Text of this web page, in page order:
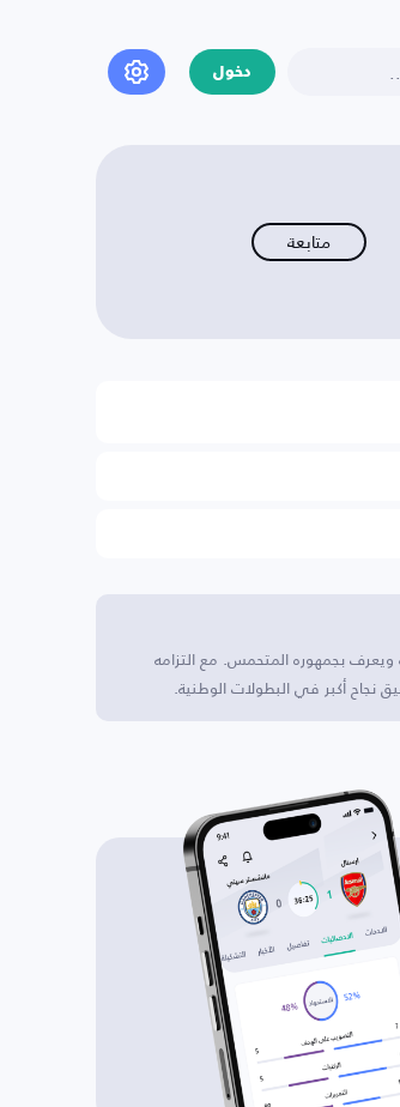
دخول
متابعة
ويعرف بجمهوره المتحمس. مع التزامه
نجاح أكبر في البطولات الوطنية.